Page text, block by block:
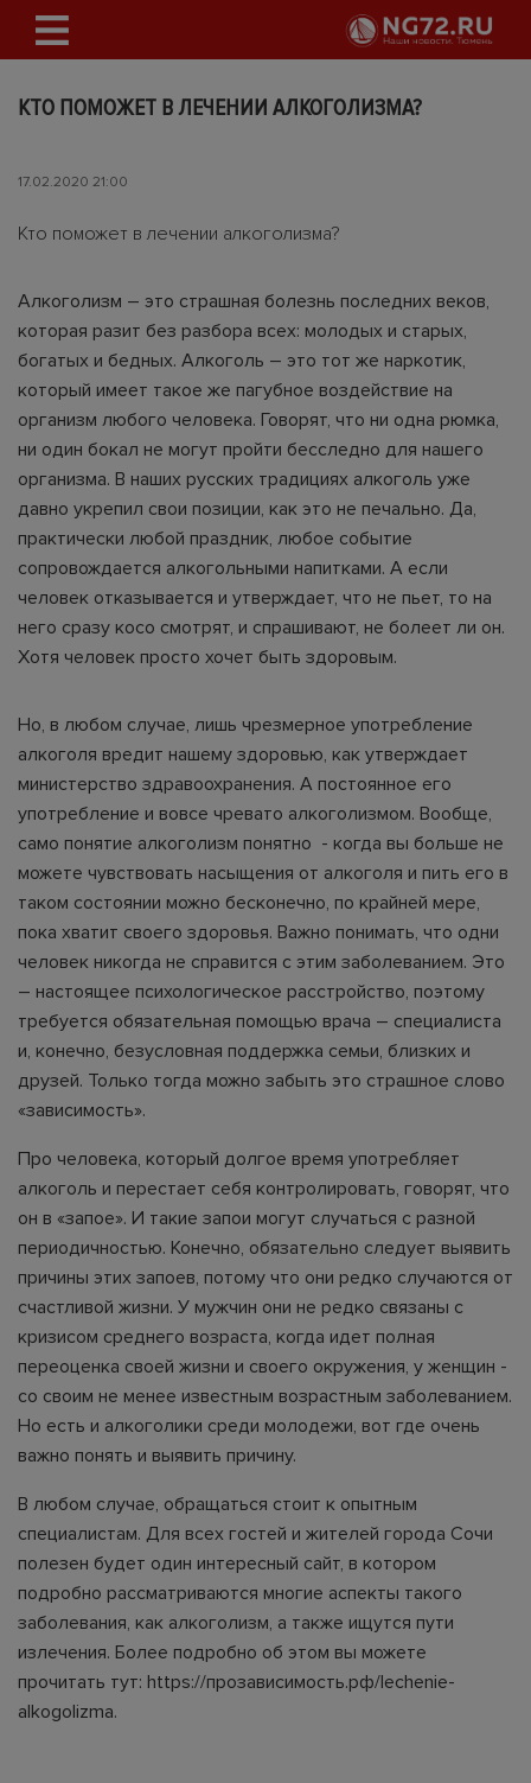
КТО ПОМОЖЕТ В ЛЕЧЕНИИ АЛКОГОЛИЗМА?
17.02.2020 21:00
Кто поможет в лечении алкоголизма?
Алкоголизм – это страшная болезнь последних веков,
которая разит без разбора всех: молодых и старых,
богатых и бедных. Алкоголь – это тот же наркотик,
который имеет такое же пагубное воздействие на
организм любого человека. Говорят, что ни одна рюмка,
ни один бокал не могут пройти бесследно для нашего
организма. В наших русских традициях алкоголь уже
давно укрепил свои позиции, как это не печально. Да,
практически любой праздник, любое событие
сопровождается алкогольными напитками. А если
человек отказывается и утверждает, что не пьет, то на
него сразу косо смотрят, и спрашивают, не болеет ли он.
Хотя человек просто хочет быть здоровым.
Но, в любом случае, лишь чрезмерное употребление
алкоголя вредит нашему здоровью, как утверждает
министерство здравоохранения. А постоянное его
употребление и вовсе чревато алкоголизмом. Вообще,
само понятие алкоголизм понятно - когда вы больше не
можете чувствовать насыщения от алкоголя и пить его в
таком состоянии можно бесконечно, по крайней мере,
пока хватит своего здоровья. Важно понимать, что одни
человек никогда не справится с этим заболеванием. Это
– настоящее психологическое расстройство, поэтому
требуется обязательная помощью врача – специалиста
и, конечно, безусловная поддержка семьи, близких и
друзей. Только тогда можно забыть это страшное слово
«зависимость».
Про человека, который долгое время употребляет
алкоголь и перестает себя контролировать, говорят, что
он в «запое». И такие запои могут случаться с разной
периодичностью. Конечно, обязательно следует выявить
причины этих запоев, потому что они редко случаются от
счастливой жизни. У мужчин они не редко связаны с
кризисом среднего возраста, когда идет полная
переоценка своей жизни и своего окружения, у женщин -
со своим не менее известным возрастным заболеванием.
Но есть и алкоголики среди молодежи, вот где очень
важно понять и выявить причину.
В любом случае, обращаться стоит к опытным
специалистам. Для всех гостей и жителей города Сочи
полезен будет один интересный сайт, в котором
подробно рассматриваются многие аспекты такого
заболевания, как алкоголизм, а также ищутся пути
излечения. Более подробно об этом вы можете
прочитать тут: https://прозависимость.рф/lechenie-
alkogolizma.